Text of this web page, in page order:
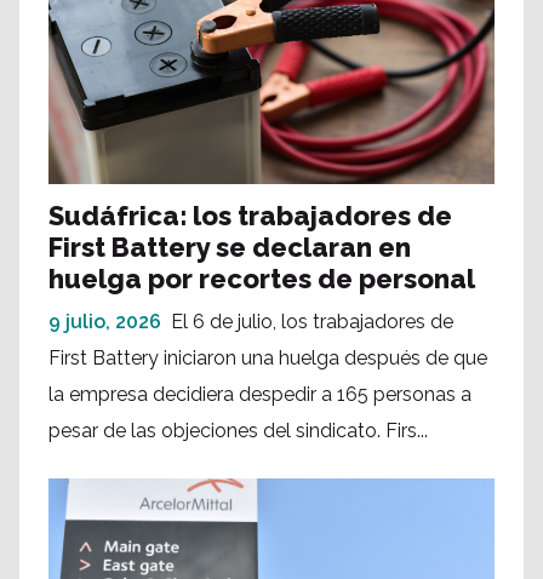
Sudáfrica: los trabajadores de
First Battery se declaran en
huelga por recortes de personal
9 julio, 2026
El 6 de julio, los trabajadores de
First Battery iniciaron una huelga después de que
la empresa decidiera despedir a 165 personas a
pesar de las objeciones del sindicato. Firs...